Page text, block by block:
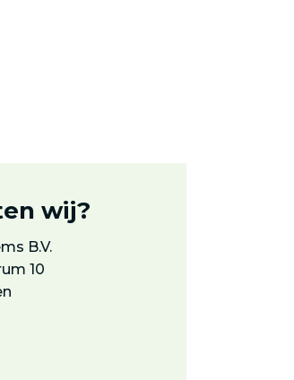
wij?
B.V.
10